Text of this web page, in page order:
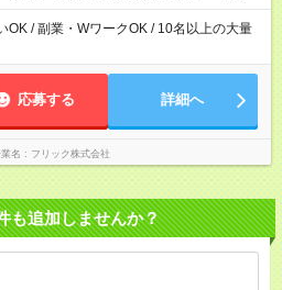
ん。予めご了承くださいませ。
OK / 副業・WワークOK / 10名以上の大量
応募する 詳細へ
名 フリック株式会社
も追加しませんか？